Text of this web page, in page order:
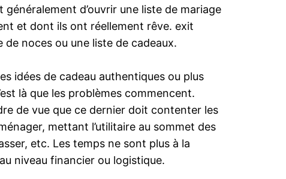
généralement d’ouvrir une liste de mariage
et dont ils ont réellement rêve. exit
de noces ou une liste de cadeaux.
idées de cadeau authentiques ou plus
là que les problèmes commencent.
de vue que ce dernier doit contenter les
mettant l’utilitaire au sommet des
etc. Les temps ne sont plus à la
niveau financier ou logistique.